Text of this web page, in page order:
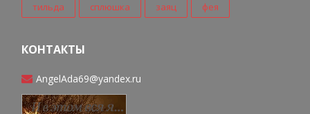
тильда сплюшка заяц фея
КОНТАКТЫ
AngelAda69@yandex.ru